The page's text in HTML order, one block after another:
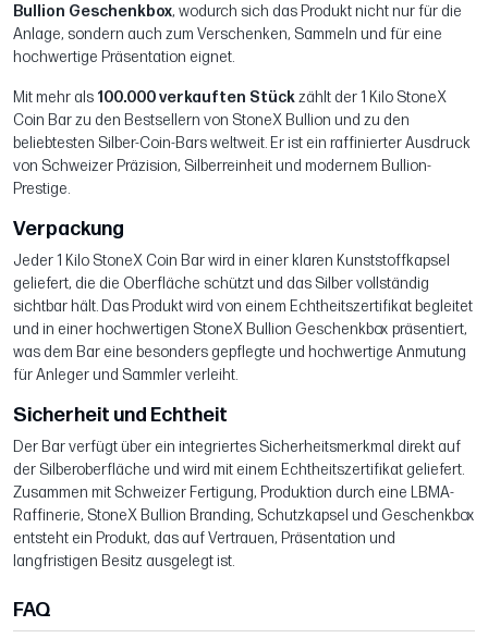
Bullion Geschenkbox, wodurch sich das Produkt nicht nur für die
Anlage, sondern auch zum Verschenken, Sammeln und für eine
hochwertige Präsentation eignet.
Mit mehr als 100.000 verkauften Stückzählt der 1 Kilo StoneX
Coin Bar zu den Bestsellern von StoneX Bullion und zu den
beliebtesten Silber-Coin-Bars weltweit. Er ist ein raffinierter Ausdruck
von Schweizer Präzision, Silberreinheit und modernem Bullion-
Prestige.
Verpackung
Jeder 1 Kilo StoneX Coin Bar wird in einer klaren Kunststoffkapsel
geliefert, die die Oberfläche schützt und das Silber vollständig
sichtbar hält. Das Produkt wird von einem Echtheitszertifikat begleitet
und in einer hochwertigen StoneX Bullion Geschenkbox präsentiert,
was dem Bar eine besonders gepflegte und hochwertige Anmutung
für Anleger und Sammler verleiht.
Sicherheit und Echtheit
Der Bar verfügt über ein integriertes Sicherheitsmerkmal direkt auf
der Silberoberfläche und wird mit einem Echtheitszertifikat geliefert.
Zusammen mit Schweizer Fertigung, Produktion durch eine LBMA-
Raffinerie, StoneX Bullion Branding, Schutzkapsel und Geschenkbox
entsteht ein Produkt, das auf Vertrauen, Präsentation und
langfristigen Besitz ausgelegt ist.
FAQ